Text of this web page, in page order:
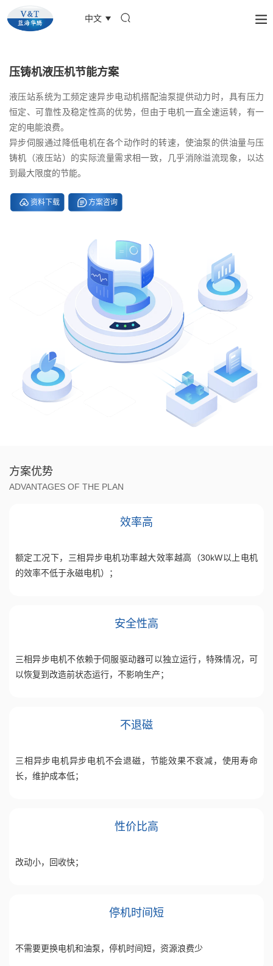
中文
压铸机液压机节能方案
液压站系统为工频定速异步电动机搭配油泵提供动力时，具有压力
恒定、可靠性及稳定性高的优势，但由于电机一直全速运转，有一
定的电能浪费。
异步伺服通过降低电机在各个动作时的转速，使油泵的供油量与压
铸机（液压站）的实际流量需求相一致，几乎消除溢流现象，以达
到最大限度的节能。
资料下载 方案咨询
方案优势
ADVANTAGES OF THE PLAN
效率高
额定工况下，三相异步电机功率越大效率越高（30kW以上电机
的效率不低于永磁电机）；
安全性高
三相异步电机不依赖于伺服驱动器可以独立运行，特殊情况，可
以恢复到改造前状态运行，不影响生产；
不退磁
三相异步电机异步电机不会退磁，节能效果不衰减，使用寿命
长，维护成本低；
性价比高
改动小，回收快；
停机时间短
不需要更换电机和油泵，停机时间短，资源浪费少